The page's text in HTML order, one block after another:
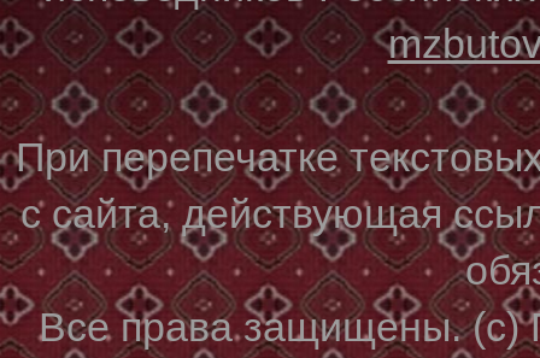
При перепечатке
с сайта, действующая
Все права защищены. (с)